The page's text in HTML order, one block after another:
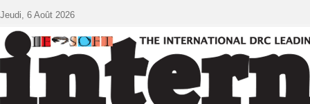
Jeudi, 6 Août 2026